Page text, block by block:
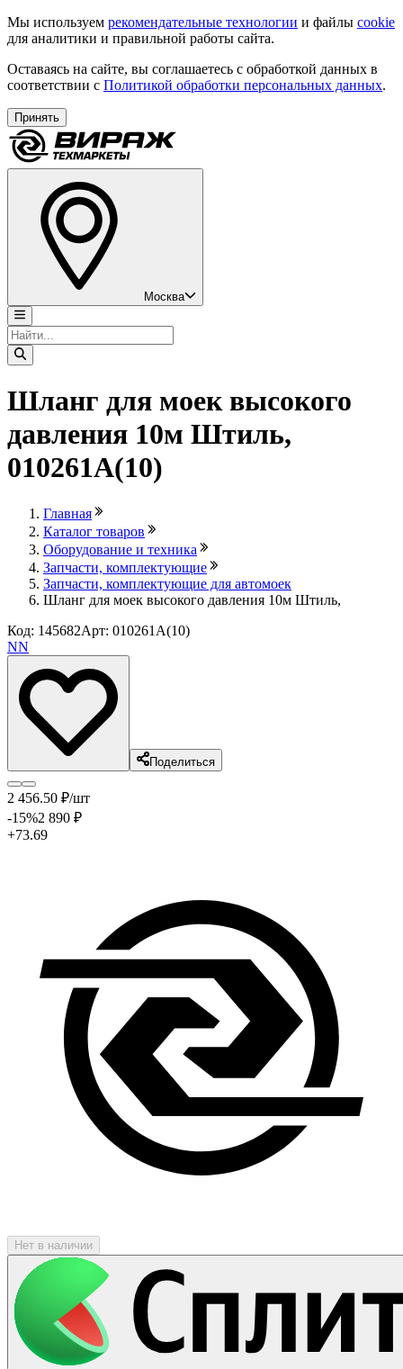
Мы используем рекомендательные технологии и файлы cookie
для аналитики и правильной работы сайта.
Оставаясь на сайте, вы соглашаетесь с обработкой данных в
соответствии с Политикой обработки персональных данных.
Принять
Москва
Шланг для моек высокого
давления 10м Штиль,
010261A(10)
Главная
Каталог товаров
Оборудование и техника
Запчасти, комплектующие
Запчасти, комплектующие для автомоек
Шланг для моек высокого давления 10м Штиль,
Код: 145682Арт: 010261A(10)
NN
Поделиться
2 456.50 ₽/шт
-15%2 890 ₽
+73.69
Нет в наличии